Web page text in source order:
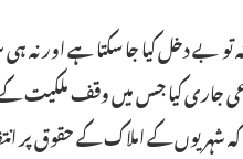
بے دخل کیا جا سکتا ہے اور نہ ہی
جاری کیا جس میں وقف
کے املاک کے حقوق پر